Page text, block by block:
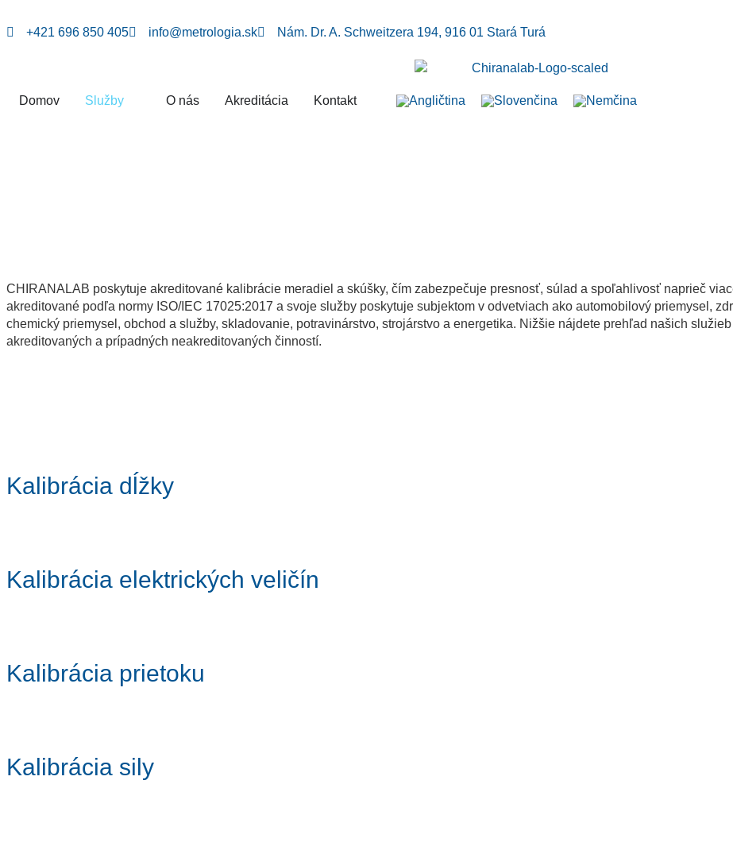
+421 696 850 405 info@metrologia.sk Nám. Dr. A. Schweitzera 194, 916 01 Stará Turá
Domov Služby O nás Akreditácia Kontakt
CHIRANALAB poskytuje akreditované kalibrácie meradiel a skúšky, čím zabezpečuje presnosť, súlad a spoľahlivosť naprieč
akreditované podľa normy ISO/IEC 17025:2017 a svoje služby poskytuje subjektom v odvetviach ako automobilový priemysel,
chemický priemysel, obchod a služby, skladovanie, potravinárstvo, strojárstvo a energetika. Nižšie nájdete prehľad našich
akreditovaných a prípadných neakreditovaných činností.
Kalibrácia dĺžky
Kalibrácia elektrických veličín
Kalibrácia prietoku
Kalibrácia sily